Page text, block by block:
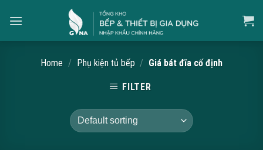
Home / Phụ kiện tủ bếp / Giá bát đĩa cố định
FILTER